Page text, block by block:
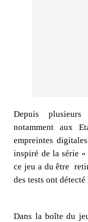
Depuis plusieurs
notamment aux
empreintes
inspiré de la série
ce jeu a du être
des tests ont
Dans la boîte du